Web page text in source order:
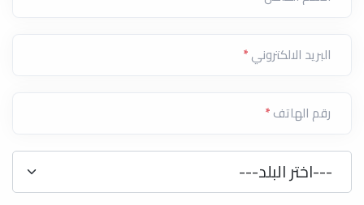
البريد الالكتروني*
رقم الهاتف*
---اختر البلد---